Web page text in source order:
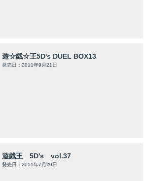
遊☆戯☆王5D's DUEL BOX13
発売日：2011年9月21日
遊戯王 5D's vol.37
発売日：2011年7月20日